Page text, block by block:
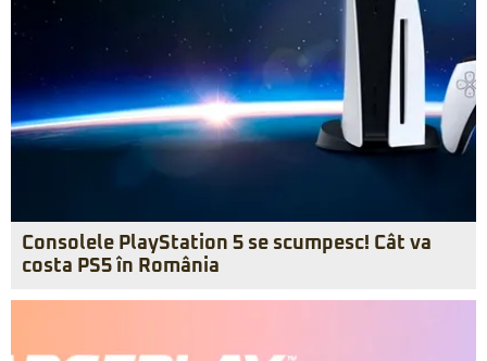
Consolele PlayStation 5 se scumpesc! Cât va
costa PS5 în România